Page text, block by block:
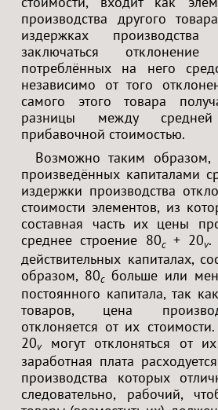
производства другого
издержках
заключаться
потреблённых на него
независимо от того
самого этого товара
разницы между
прибавочной стоимостью.
Возможно таким образом,
произведённых капиталами
издержки производства
стоимости элементов, из
составная часть их цены
среднее строение 80c+ 20v.
действительных капиталах,
образом, 80cбольше или
постоянного капитала, так
товаров, цена
отклоняется от их
20vмогут отклоняться от
заработная плата
производства которых
следовательно, рабочий,